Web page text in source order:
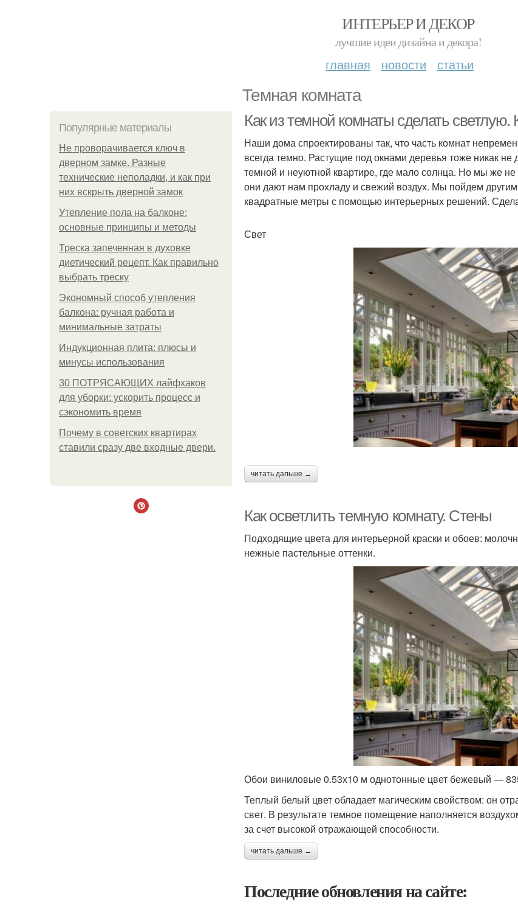
ИНТЕРЬЕР И ДЕКОР
лучшие идеи дизайна и декора!
главная новости статьи
Темная комната
Популярные материалы
Не проворачивается ключ в
дверном замке. Разные
технические неполадки, и как при
них вскрыть дверной замок
Утепление пола на балконе:
основные принципы и методы
Треска запеченная в духовке
диетический рецепт. Как правильно
выбрать треску
Экономный способ утепления
балкона: ручная работа и
минимальные затраты
Индукционная плита: плюсы и
минусы использования
30 ПОТРЯСАЮЩИХ лайфхаков
для уборки: ускорить процесс и
сэкономить время
Почему в советских квартирах
ставили сразу две входные двери.
Как из темной комнаты сделать светлую.
Наши дома спроектированы так, что часть комнат
всегда темно. Растущие под окнами деревья тоже никак
темной и неуютной квартире, где мало солнца. Но мы же
они дают нам прохладу и свежий воздух. Мы пойдем
квадратные метры с помощью интерьерных решений.
Свет
читать дальше →
Как осветлить темную комнату. Стены
Подходящие цвета для интерьерной краски и обоев:
нежные пастельные оттенки.
Обои виниловые 0.53х10 м однотонные цвет бежевый —
Теплый белый цвет обладает магическим свойством: он
свет. В результате темное помещение наполняется
за счет высокой отражающей способности.
читать дальше →
Последние обновления на сайте: